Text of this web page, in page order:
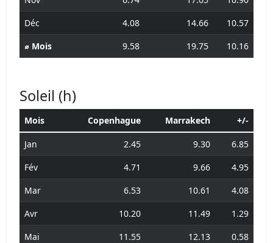
Déc
4.08 14.66
10.57
⌀ Mois
9.58 19.75 10.16
Soleil (h)
Mois Copenhague Marrakech +/-
Jan 2.45 9.30
6.85
Fév
4.71 9.66
4.95
Mar
6.53 10.61
4.08
Avr
10.20 11.49
1.29
Mai
11.55 12.13
0.58